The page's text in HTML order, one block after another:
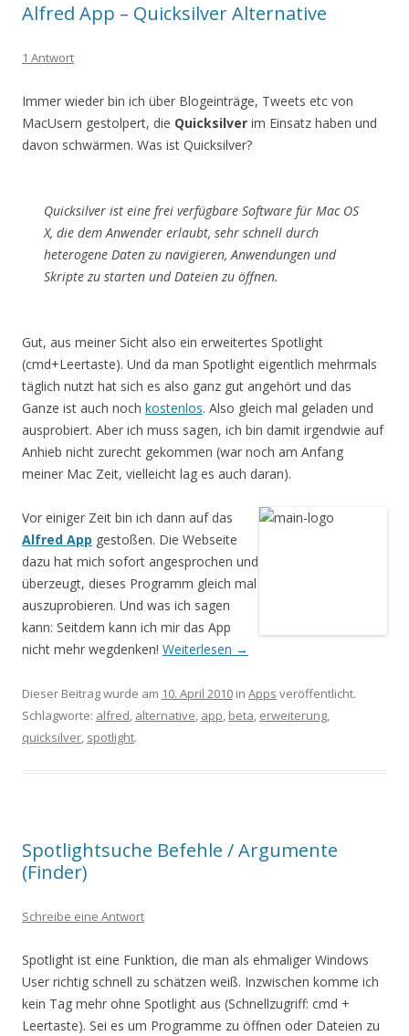
Alfred App – Quicksilver Alternative
1 Antwort
Immer wieder bin ich über Blogeinträge, Tweets etc von
MacUsern gestolpert, die Quicksilver im Einsatz haben und
davon schwärmen. Was ist Quicksilver?
Quicksilver ist eine frei verfügbare Software für Mac OS
X, die dem Anwender erlaubt, sehr schnell durch
heterogene Daten zu navigieren, Anwendungen und
Skripte zu starten und Dateien zu öffnen.
Gut, aus meiner Sicht also ein erweitertes Spotlight
(cmd+Leertaste). Und da man Spotlight eigentlich mehrmals
täglich nutzt hat sich es also ganz gut angehört und das
Ganze ist auch noch kostenlos. Also gleich mal geladen und
ausprobiert. Aber ich muss sagen, ich bin damit irgendwie auf
Anhieb nicht zurecht gekommen (war noch am Anfang
meiner Mac Zeit, vielleicht lag es auch daran).
Vor einiger Zeit bin ich dann auf das
Alfred App gestoßen. Die Webseite
dazu hat mich sofort angesprochen und
überzeugt, dieses Programm gleich mal
auszuprobieren. Und was ich sagen
kann: Seitdem kann ich mir das App
nicht mehr wegdenken! Weiterlesen →
Dieser Beitrag wurde am 10. April 2010 in Apps veröffentlicht.
Schlagworte: alfred, alternative, app, beta, erweiterung,
quicksilver, spotlight.
Spotlightsuche Befehle / Argumente
(Finder)
Schreibe eine Antwort
Spotlight ist eine Funktion, die man als ehmaliger Windows
User richtig schnell zu schätzen weiß. Inzwischen komme ich
kein Tag mehr ohne Spotlight aus (Schnellzugriff: cmd +
Leertaste). Sei es um Programme zu öffnen oder Dateien zu